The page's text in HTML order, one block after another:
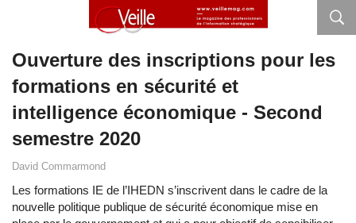
Ouverture des inscriptions pour les
formations en sécurité et
intelligence économique - Second
semestre 2020
David Commarmond
Les formations IE de l’IHEDN s’inscrivent dans le cadre de la
nouvelle politique publique de sécurité économique mise en